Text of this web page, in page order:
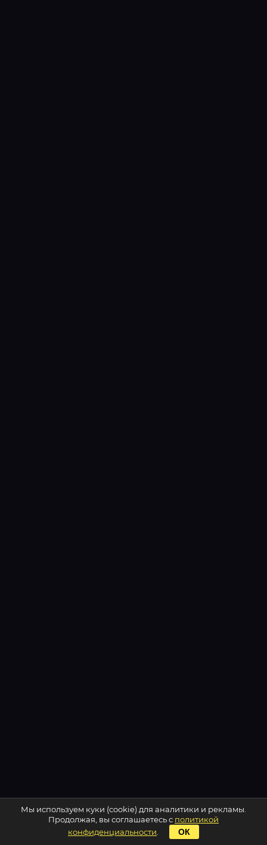
Мы используем куки (cookie) для аналитики и рекламы.
Продолжая, вы соглашаетесь с политикой
конфиденциальности
ОК